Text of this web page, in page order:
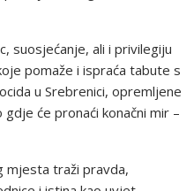
suosjećanje, ali i privilegiju
pomaže i ispraća tabute s
u Srebrenici, opremljene
će pronaći konačni mir –
mjesta traži pravda,